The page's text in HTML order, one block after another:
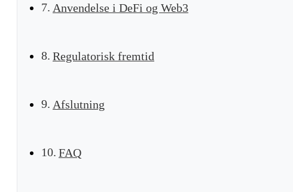
Anvendelse i DeFi og Web3
Regulatorisk fremtid
Afslutning
FAQ